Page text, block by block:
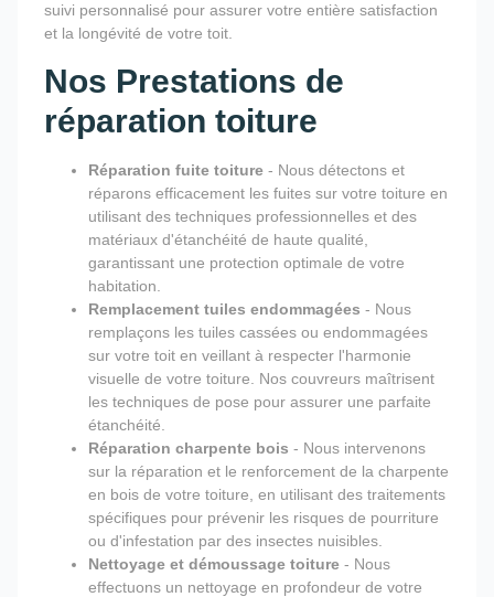
suivi personnalisé pour assurer votre entière satisfaction
et la longévité de votre toit.
Nos Prestations de
réparation toiture
Réparation fuite toiture - Nous détectons et
réparons efficacement les fuites sur votre toiture en
utilisant des techniques professionnelles et des
matériaux d'étanchéité de haute qualité,
garantissant une protection optimale de votre
habitation.
Remplacement tuiles endommagées - Nous
remplaçons les tuiles cassées ou endommagées
sur votre toit en veillant à respecter l'harmonie
visuelle de votre toiture. Nos couvreurs maîtrisent
les techniques de pose pour assurer une parfaite
étanchéité.
Réparation charpente bois - Nous intervenons
sur la réparation et le renforcement de la charpente
en bois de votre toiture, en utilisant des traitements
spécifiques pour prévenir les risques de pourriture
ou d'infestation par des insectes nuisibles.
Nettoyage et démoussage toiture - Nous
effectuons un nettoyage en profondeur de votre